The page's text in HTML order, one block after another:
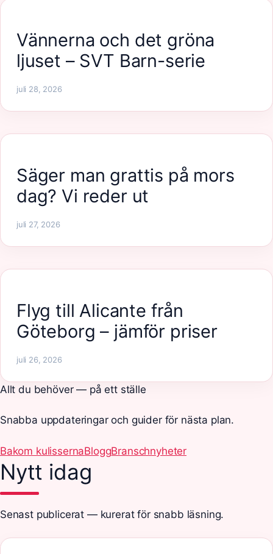
Vännerna och det gröna
ljuset – SVT Barn-serie
juli 28, 2026
Säger man grattis på mors
dag? Vi reder ut
juli 27, 2026
Flyg till Alicante från
Göteborg – jämför priser
juli 26, 2026
Allt du behöver — på ett ställe
Snabba uppdateringar och guider för nästa plan.
Bakom kulissernaBloggBranschnyheter
Nytt idag
Senast publicerat — kurerat för snabb läsning.